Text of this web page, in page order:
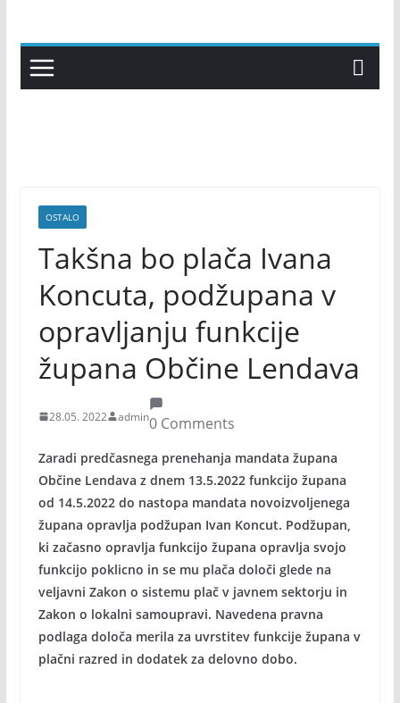
content
OSTALO
Takšna bo plača Ivana
Koncuta, podžupana v
opravljanju funkcije
župana Občine Lendava
28.05. 2022 admin0 Comments
Zaradi predčasnega prenehanja mandata župana
Občine Lendava z dnem 13.5.2022 funkcijo župana
od 14.5.2022 do nastopa mandata novoizvoljenega
župana opravlja podžupan Ivan Koncut. Podžupan,
ki začasno opravlja funkcijo župana opravlja svojo
funkcijo poklicno in se mu plača določi glede na
veljavni Zakon o sistemu plač v javnem sektorju in
Zakon o lokalni samoupravi. Navedena pravna
podlaga določa merila za uvrstitev funkcije župana v
plačni razred in dodatek za delovno dobo.